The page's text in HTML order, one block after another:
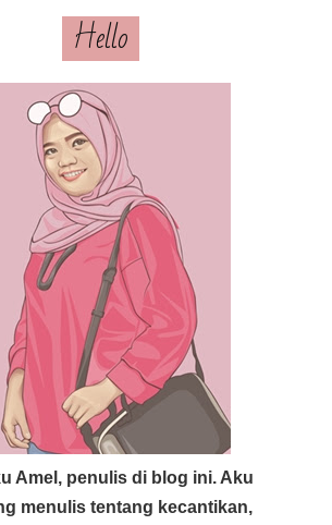
Hello
Amel, penulis di blog ini. Aku
menulis tentang kecantikan,